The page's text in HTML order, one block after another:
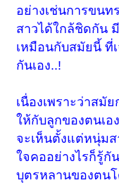
อย่างเช่นการขนท
สาวได้ใกล้ชิดกัน
เหมือนกับสมัยนี้ ที่
กันเอง..!
เนื่องเพราะว่าสมั
ให้กับลูกของตนเ
จะเห็นตั้งแต่หนุ่ม
ใจคออย่างไรก็รู้กั
บุตรหลานของตน